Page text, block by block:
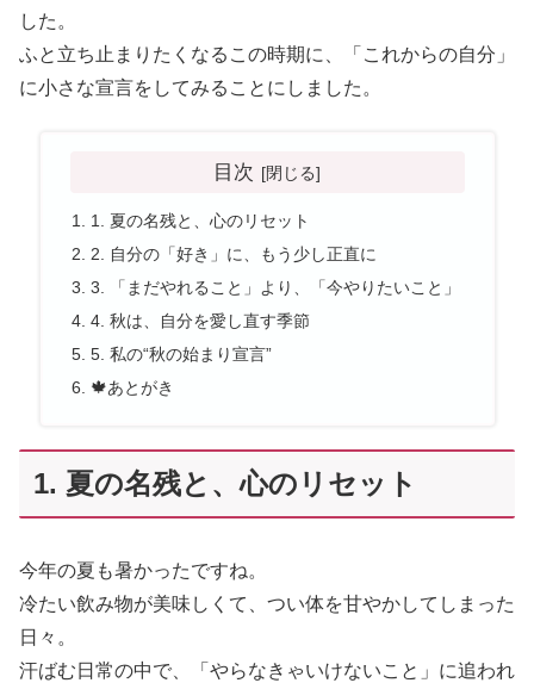
した。
ふと立ち止まりたくなるこの時期に、「これからの自分」
に小さな宣言をしてみることにしました。
目次
1. 夏の名残と、心のリセット
2. 自分の「好き」に、もう少し正直に
3. 「まだやれること」より、「今やりたいこと」
4. 秋は、自分を愛し直す季節
5. 私の“秋の始まり宣言”
🍁あとがき
1. 夏の名残と、心のリセット
今年の夏も暑かったですね。
冷たい飲み物が美味しくて、つい体を甘やかしてしまった
日々。
汗ばむ日常の中で、「やらなきゃいけないこと」に追われ